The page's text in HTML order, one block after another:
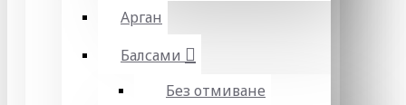
Арган
Балсами
Без отмиване